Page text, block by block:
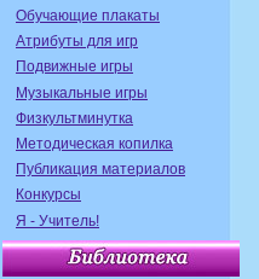
Обучающие плакаты
Атрибуты для игр
Подвижные игры
Музыкальные игры
Физкультминутка
Методическая копилка
Публикация материалов
Конкурсы
Я - Учитель!